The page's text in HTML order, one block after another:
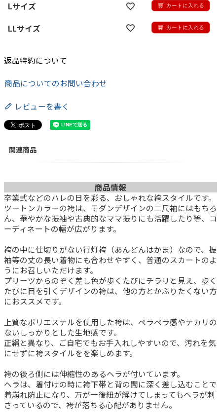
Lサイズ
LLサイズ
返品特約について
商品についてのお問い合わせ
レビューを書く
関連商品
商品情報
卒業式などのハレの日を彩る、おしゃれな袴スタイルです。
ツートンカラーの袴は、モダンデザインの二尺袖にはもちろ
ん、華やかな振袖や古典的なママ振りにも活躍したり等、コ
ーディネートの幅が広がります。
袴の中に仕切りがない行灯袴（あんどんはかま）なので、振
袖等の丈の長い着物にも合わせやすく、普通のスカートのよ
うにお召しいただけます。
プリーツからのぞく差し色が歩くたびにチラリと見え、歩く
たびに目を引くデザインの袴は、他の方とかぶりたくない方
におススメです。
上質なポリエステルを使用した袴は、ペラペラ感やテカリの
ないしっかりとした生地感です。
正絹と異なり、ご自宅でもお手入れしやすいので、汚れを気
にせずに袴スタイルをを楽しめます。
袴の後ろ側には伸縮性のあるヘラが付いています。
ヘラは、着付けの時に袴下帯と背の間に深く差し込むことで
着崩れ防止になり、万が一後紐が解けてしまってもヘラが刺
さっているので、袴が落ちる心配がありません。